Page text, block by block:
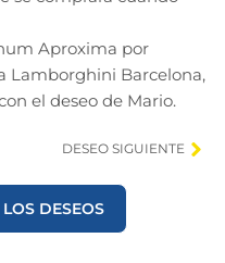
Aproxima por
Lamborghini Barcelona,
el deseo de Mario.
DESEO SIGUIENTE
DESEOS